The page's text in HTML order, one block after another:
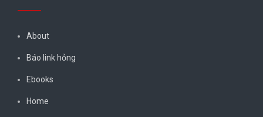
About
Báo link hỏng
Ebooks
Home